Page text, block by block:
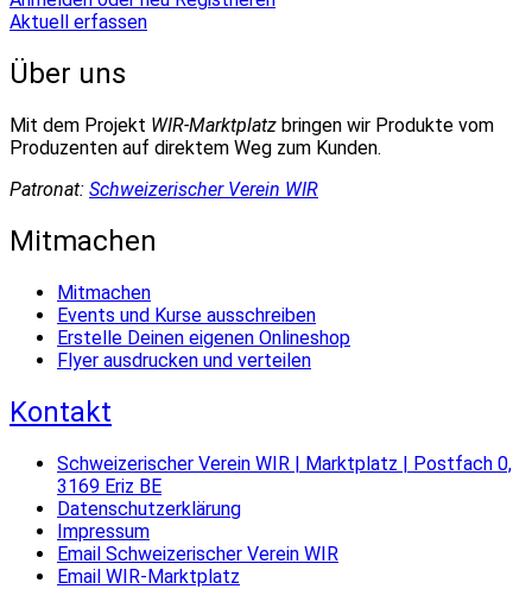
Aktuell erfassen
Über uns
Mit dem Projekt WIR-Marktplatz bringen wir Produkte vom
Produzenten auf direktem Weg zum Kunden.
Patronat: Schweizerischer Verein WIR
Mitmachen
Mitmachen
Events und Kurse ausschreiben
Erstelle Deinen eigenen Onlineshop
Flyer ausdrucken und verteilen
Kontakt
Schweizerischer Verein WIR | Marktplatz | Postfach 0,
3169 Eriz BE
Datenschutzerklärung
Impressum
Email Schweizerischer Verein WIR
Email WIR-Marktplatz